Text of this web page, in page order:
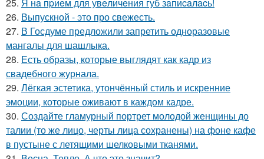
25. Я нa пpиeм для увeличeния губ зaпиcaлacь!
26. Выпускной - это про свежесть.
27. В Госдуме предложили запретить одноразовые
мангалы для шашлыка.
28. Есть образы, которые выглядят как кадр из
свадебного журнала.
29. Лёгкая эстетика, утончённый стиль и искренние
эмоции, которые оживают в каждом кадре.
30. Создайте гламурный портрет молодой женщины до
талии (то же лицо, черты лица сохранены) на фоне кафе
в пустыне с летящими шелковыми тканями.